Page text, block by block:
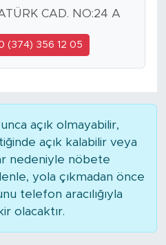
CAD. NO:24 A
(374) 356 12 05
açık olmayabilir,
açık kalabilir veya
nedeniyle nöbete
yola çıkmadan önce
telefon aracılığıyla
olacaktır.